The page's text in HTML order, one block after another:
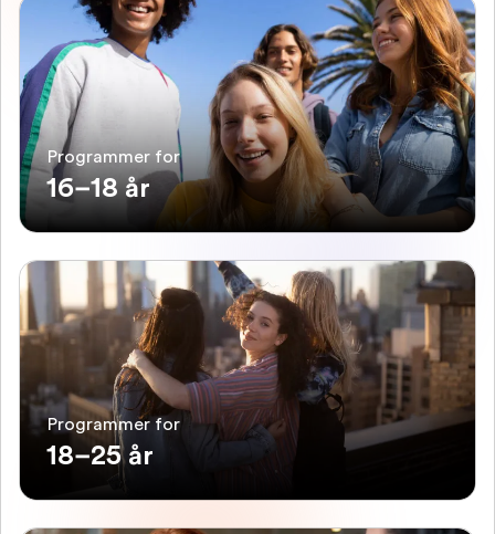
Programmer for
16–18 år
Programmer for
18–25 år